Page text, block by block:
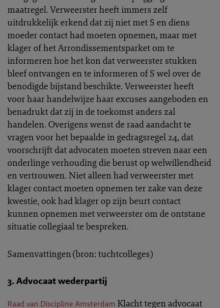
maatregel. Verweerster heeft immers zelf
uitdrukkelijk erkend dat zij niet met S en diens
moeder contact had moeten opnemen, maar met
klager of het Arrondissementsparket om te
informeren hoe het kon dat verweerster stukken
bleef ontvangen en te informeren of S wel over de
benodigde bijstand beschikte. Verweerster heeft
voor haar handelwijze haar excuses aangeboden en
benadrukt dat zij in de toekomst anders zal
handelen. Overigens wenst de raad aandacht te
vragen voor het bepaalde in gedragsregel 24, dat
voorschrijft dat advocaten moeten streven naar een
onderlinge verhouding die berust op welwillendheid
en vertrouwen. Niet alleen had verweerster met
klager contact moeten opnemen ter zake van deze
kwestie, ook had klager op zijn beurt contact
kunnen opnemen met verweerster om de ontstane
situatie collegiaal te bespreken.
Samenvattingen (bron: tuchtcolleges)
3. Advocaat wederpartij
Raad van Discipline Amsterdam Klacht tegen advocaat